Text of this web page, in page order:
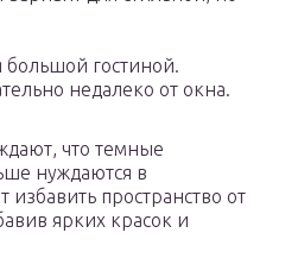
большой гостиной.
недалеко от окна.
что темные
нуждаются в
пространство от
ярких красок и